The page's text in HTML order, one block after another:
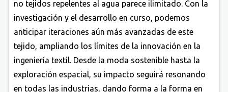
no tejidos repelentes al agua parece ilimitado. Con la
investigación y el desarrollo en curso, podemos
anticipar iteraciones aún más avanzadas de este
tejido, ampliando los límites de la innovación en la
ingeniería textil. Desde la moda sostenible hasta la
exploración espacial, su impacto seguirá resonando
en todas las industrias, dando forma a la forma en